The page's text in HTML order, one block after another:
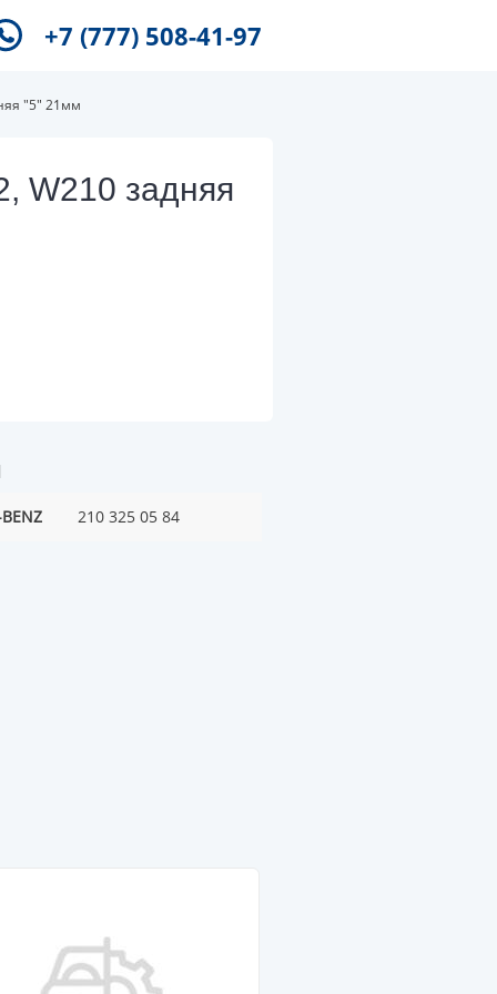
+7 (777) 508-41-97
"5" 21мм
W210 задняя
210 325 05 84